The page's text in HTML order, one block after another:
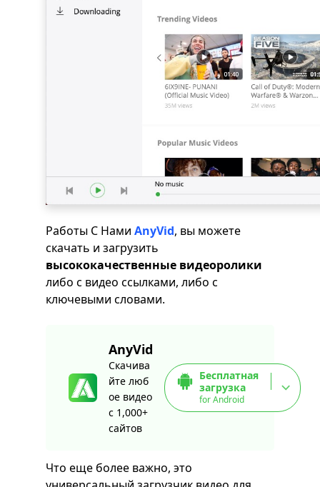
Работы С Нами AnyVid, вы можете
скачать и загрузить
высококачественные видеоролики
либо с видео ссылками, либо с
ключевыми словами.
AnyVid
Скачива
йте люб
ое видео
с 1,000+
сайтов
Бесплатная
загрузка
for Android
Что еще более важно, это